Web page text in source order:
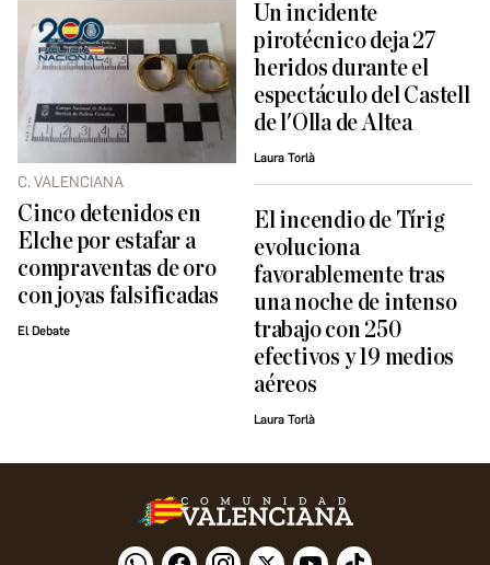
C. VALENCIANA
Cinco detenidos en
Elche por estafar a
compraventas de oro
con joyas falsificadas
El Debate
Un incidente
pirotécnico deja 27
heridos durante el
espectáculo del Castell
de l'Olla de Altea
Laura Torlà
El incendio de Tírig
evoluciona
favorablemente tras
una noche de intenso
trabajo con 250
efectivos y 19 medios
aéreos
Laura Torlà